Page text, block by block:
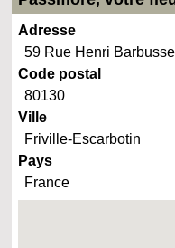
Adresse
59 Rue Henri Barbusse
Code postal
80130
Ville
Friville-Escarbotin
Pays
France